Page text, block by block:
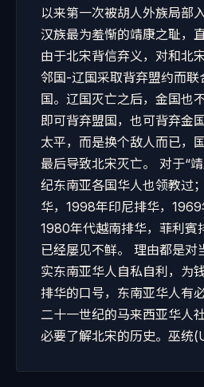
以来第一次被胡人外族局部
汉族最为羞惭的靖康之耻，
由于北宋背信弃义，对和北
邻国-辽国采取背弃盟约而联
国。辽国灭亡之后，金国也
即可背弃盟国，也可背弃金
太平，而是换个敌人而已，
最后导致北宋灭亡。 对于“
纪东南亚各国华人也领教过
华，1998年印尼排华，1969
1980年代越南排华，菲利賓
已经屡见不鲜。 理由都是对
实东南亚华人自私自利，为
排华的口号，东南亚华人有
二十一世纪的马来西亚华人
必要了解北宋的历史。巫统